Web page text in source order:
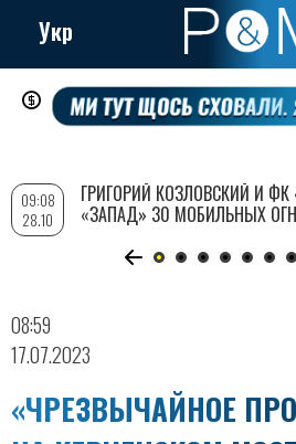
Перейти
содержанию
Укр
08:59
17.07.2023
«ЧРЕЗВЫЧАЙНОЕ
09:08
28.10
ГРИГОРИЙ КОЗЛОВСКИЙ И ФК
«ЗАПАД» 30 МОБИЛЬНЫХ